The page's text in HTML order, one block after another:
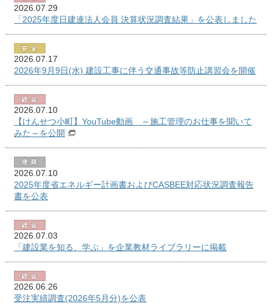
2026.07.29
「2025年度日建連法人会員 決算状況調査結果」を公表しました
2026.07.17
2026年9月9日(水) 建設工事に伴う交通事故等防止講習会を開催
2026.07.10
【けんせつ小町】YouTube動画 ～施工管理のお仕事を聞いて
みた～を公開
2026.07.10
2025年度省エネルギー計画書およびCASBEE対応状況調査報告
書を公表
2026.07.03
「建設業を知る、学ぶ」を企業教材ライブラリーに掲載
2026.06.26
受注実績調査(2026年5月分)を公表